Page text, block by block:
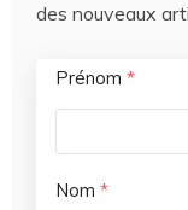
des nouveaux
Prénom *
Nom *